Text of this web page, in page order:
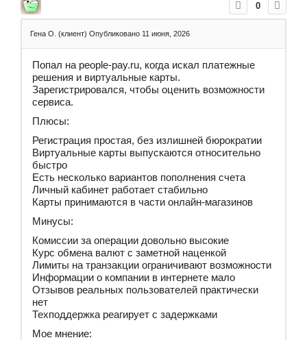
0
Гена О. (клиент) Опубликовано 11 июня, 2026
Попал на people-pay.ru, когда искал платежные
решения и виртуальные карты.
Зарегистрировался, чтобы оценить возможности
сервиса.
Плюсы:
Регистрация простая, без излишней бюрократии
Виртуальные карты выпускаются относительно
быстро
Есть несколько вариантов пополнения счета
Личный кабинет работает стабильно
Карты принимаются в части онлайн-магазинов
Минусы:
Комиссии за операции довольно высокие
Курс обмена валют с заметной наценкой
Лимиты на транзакции ограничивают возможности
Информации о компании в интернете мало
Отзывов реальных пользователей практически
нет
Техподдержка реагирует с задержками
Мое мнение: